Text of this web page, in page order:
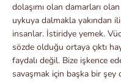
dolaşımı olan damarları
uykuya dalmakla yakından
insanlar. İstiridye yemek.
sözde olduğu ortaya çıktı
faydalı değil. Bize işkence
savaşmak için başka bir